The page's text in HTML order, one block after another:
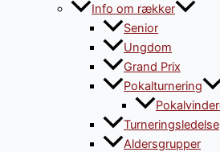
Info om rækker
Senior
Ungdom
Grand Prix
Pokalturnering
Turneringsledelse
Aldersgrupper